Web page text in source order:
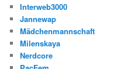
Interweb3000
Jannewap
Mädchenmannschaft
Milenskaya
Nerdcore